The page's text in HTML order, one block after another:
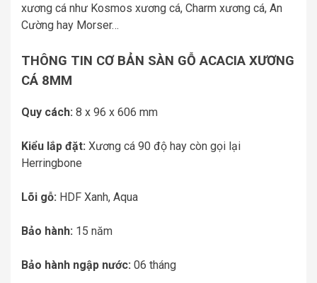
xương cá như Kosmos xương cá, Charm xương cá, An
Cường hay Morser…
THÔNG TIN CƠ BẢN SÀN GỖ ACACIA XƯƠNG
CÁ 8MM
Quy cách: 8 x 96 x 606 mm
Kiểu lắp đặt: Xương cá 90 độ hay còn gọi lại
Herringbone
Lõi gỗ: HDF Xanh, Aqua
Bảo hành: 15 năm
Bảo hành ngập nước: 06 tháng